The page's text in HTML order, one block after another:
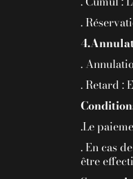
.
.
. Retard :
.Le
. En cas
être